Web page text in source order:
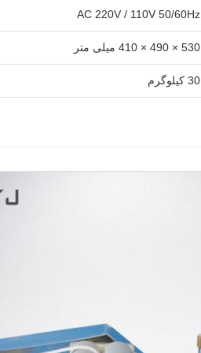
AC 220V / 110V 50/60Hz
530 × 490 × 410 میلی متر
30 کیلوگرم